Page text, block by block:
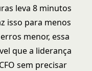
leva 8 minutos
isso para menos
menor, essa
que a liderança
sem precisar